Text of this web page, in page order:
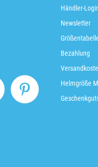
Händler-
Newsletter
Bezahlung
Helmgröße